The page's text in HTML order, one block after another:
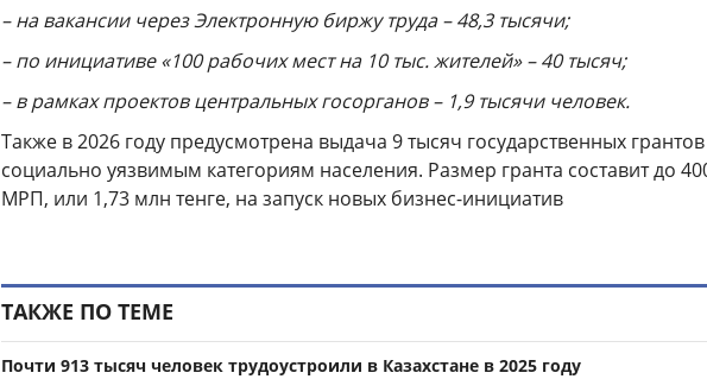
– на вакансии через Электронную биржу труда – 48,3 тысячи;
– по инициативе «100 рабочих мест на 10 тыс. жителей» – 40 тысяч;
– в рамках проектов центральных госорганов – 1,9 тысячи человек.
Также в 2026 году предусмотрена выдача 9 тысяч государственных грантов
социально уязвимым категориям населения. Размер гранта составит до
МРП, или 1,73 млн тенге, на запуск новых бизнес-инициатив
ТАКЖЕ ПО ТЕМЕ
Почти 913 тысяч человек трудоустроили в Казахстане в 2025 году